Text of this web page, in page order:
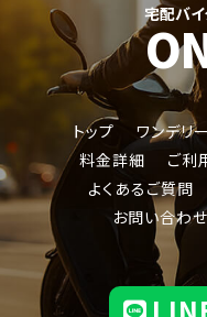
宅配バ
トップ ワンデリ
料金詳細
ジャイロキャノピ
ご利
よくあるご質問
お問い合わせ